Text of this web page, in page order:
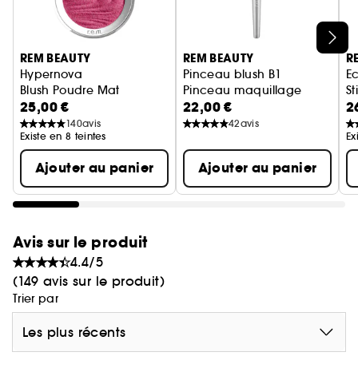
Ignorer le carrousel produits
REM BEAUTY
Hypernova
Blush Poudre Mat
25,00 €
140avis
Existe en 8 teintes
Ajouter au panier
REM BEAUTY
Pinceau blush B1
Pinceau maquillage
22,00 €
42avis
Ajouter au panier
Avis sur le produit
4.4/5
(149 avis sur le produit)
Trier par
Les plus récents